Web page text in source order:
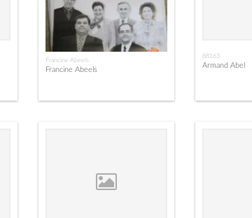
Francine Abeels
Francine Abeels
88163
Armand Abel